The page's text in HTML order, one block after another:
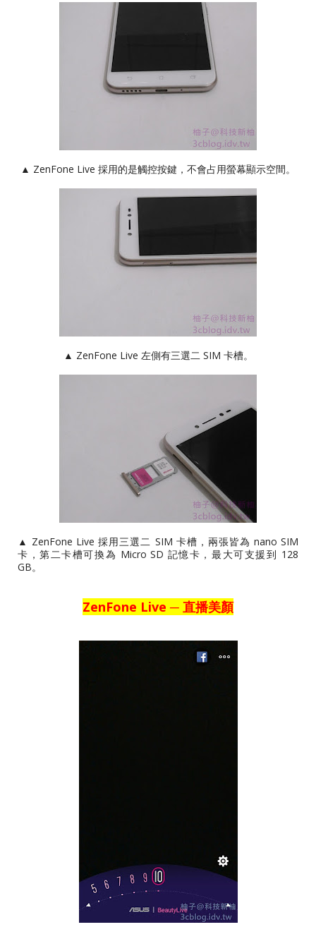
▲ ZenFone Live 採用的是觸控按鍵，不會占用螢幕顯示空間。
▲ ZenFone Live 左側有三選二 SIM 卡槽。
▲ ZenFone Live 採用三選二 SIM 卡槽，兩張皆為 nano SIM
卡，第二卡槽可換為 Micro SD 記憶卡，最大可支援到 128
GB。
ZenFone Live ─ 直播美顏